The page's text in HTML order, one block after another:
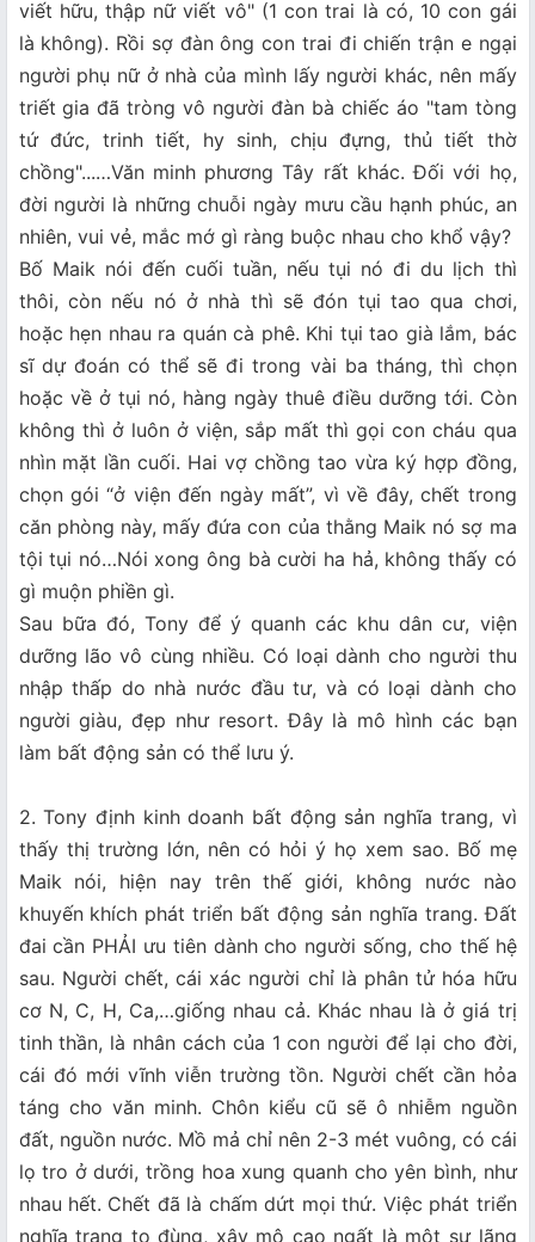
viết hữu, thập nữ viết vô" (1 con trai là có, 10 con gái
là không). Rồi sợ đàn ông con trai đi chiến trận e ngại
người phụ nữ ở nhà của mình lấy người khác, nên mấy
triết gia đã tròng vô người đàn bà chiếc áo "tam tòng
tứ đức, trinh tiết, hy sinh, chịu đựng, thủ tiết thờ
chồng"...…Văn minh phương Tây rất khác. Đối với họ,
đời người là những chuỗi ngày mưu cầu hạnh phúc, an
nhiên, vui vẻ, mắc mớ gì ràng buộc nhau cho khổ vậy?
Bố Maik nói đến cuối tuần, nếu tụi nó đi du lịch thì
thôi, còn nếu nó ở nhà thì sẽ đón tụi tao qua chơi,
hoặc hẹn nhau ra quán cà phê. Khi tụi tao già lắm, bác
sĩ dự đoán có thể sẽ đi trong vài ba tháng, thì chọn
hoặc về ở tụi nó, hàng ngày thuê điều dưỡng tới. Còn
không thì ở luôn ở viện, sắp mất thì gọi con cháu qua
nhìn mặt lần cuối. Hai vợ chồng tao vừa ký hợp đồng,
chọn gói “ở viện đến ngày mất”, vì về đây, chết trong
căn phòng này, mấy đứa con của thằng Maik nó sợ ma
tội tụi nó…Nói xong ông bà cười ha hả, không thấy có
gì muộn phiền gì.
Sau bữa đó, Tony để ý quanh các khu dân cư, viện
dưỡng lão vô cùng nhiều. Có loại dành cho người thu
nhập thấp do nhà nước đầu tư, và có loại dành cho
người giàu, đẹp như resort. Đây là mô hình các bạn
làm bất động sản có thể lưu ý.
2. Tony định kinh doanh bất động sản nghĩa trang, vì
thấy thị trường lớn, nên có hỏi ý họ xem sao. Bố mẹ
Maik nói, hiện nay trên thế giới, không nước nào
khuyến khích phát triển bất động sản nghĩa trang. Đất
đai cần PHẢI ưu tiên dành cho người sống, cho thế hệ
sau. Người chết, cái xác người chỉ là phân tử hóa hữu
cơ N, C, H, Ca,…giống nhau cả. Khác nhau là ở giá trị
tinh thần, là nhân cách của 1 con người để lại cho đời,
cái đó mới vĩnh viễn trường tồn. Người chết cần hỏa
táng cho văn minh. Chôn kiểu cũ sẽ ô nhiễm nguồn
đất, nguồn nước. Mồ mả chỉ nên 2-3 mét vuông, có cái
lọ tro ở dưới, trồng hoa xung quanh cho yên bình, như
nhau hết. Chết đã là chấm dứt mọi thứ. Việc phát triển
nghĩa trang to đùng, xây mộ cao ngất là một sự lãng